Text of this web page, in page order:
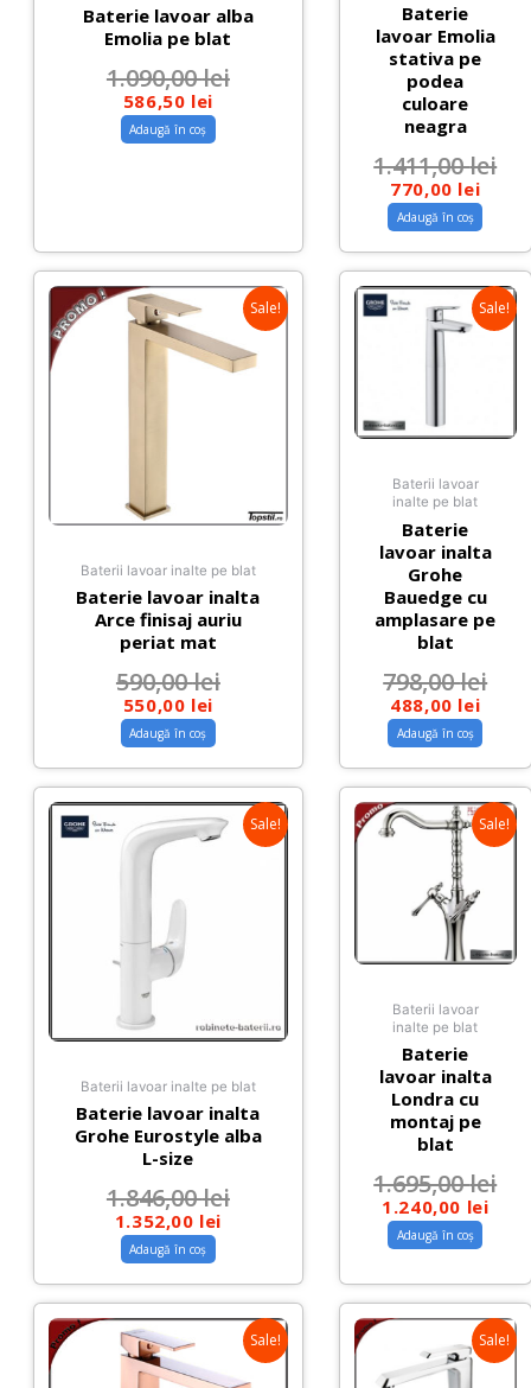
Baterie lavoar alba
Emolia pe blat
1.090,00lei
586,50 lei
Adaugă în coș
Baterie
lavoar Emolia
stativa pe
podea
culoare
neagra
1.411,00lei
770,00 lei
Adaugă în coș
Sale!
Baterii lavoar inalte pe blat
Baterie lavoar inalta
Arce finisaj auriu
periat mat
590,00lei
550,00 lei
Adaugă în coș
Sale!
Baterii lavoar
inalte pe blat
Baterie
lavoar inalta
Grohe
Bauedge cu
amplasare pe
blat
798,00lei
488,00 lei
Adaugă în coș
Sale!
Baterii lavoar inalte pe blat
Baterie lavoar inalta
Grohe Eurostyle alba
L-size
1.846,00lei
1.352,00 lei
Adaugă în coș
Sale!
Baterii lavoar
inalte pe blat
Baterie
lavoar inalta
Londra cu
montaj pe
blat
1.695,00lei
1.240,00 lei
Adaugă în coș
Sale! Sale!